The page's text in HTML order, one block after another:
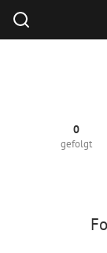
0
gefolgt